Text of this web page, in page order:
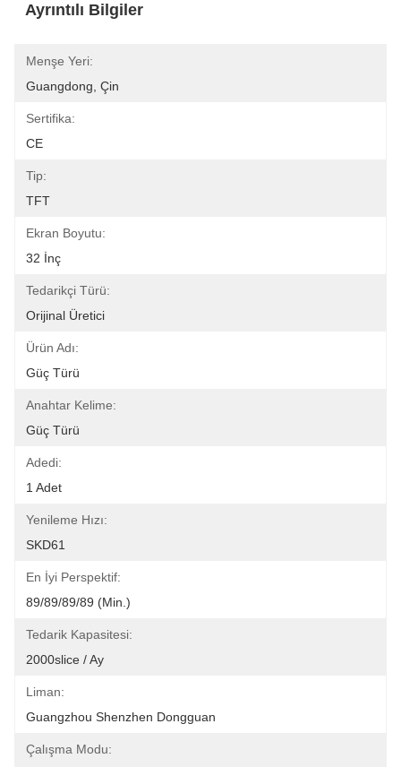
Ayrıntılı Bilgiler
Menşe Yeri:
Guangdong, Çin
Sertifika:
CE
Tip:
TFT
Ekran Boyutu:
32 İnç
Tedarikçi Türü:
Orijinal Üretici
Ürün Adı:
Güç Türü
Anahtar Kelime:
Güç Türü
Adedi:
1 Adet
Yenileme Hızı:
SKD61
En İyi Perspektif:
89/89/89/89 (Min.)
Tedarik Kapasitesi:
2000slice / Ay
Liman:
Guangzhou Shenzhen Dongguan
Çalışma Modu: